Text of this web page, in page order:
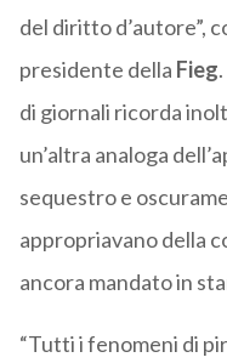
del diritto d’autore”,
presidente della Fieg
di giornali ricorda
un’altra analoga
sequestro e
appropriavano della
ancora mandato in
“Tutti i fenomeni di